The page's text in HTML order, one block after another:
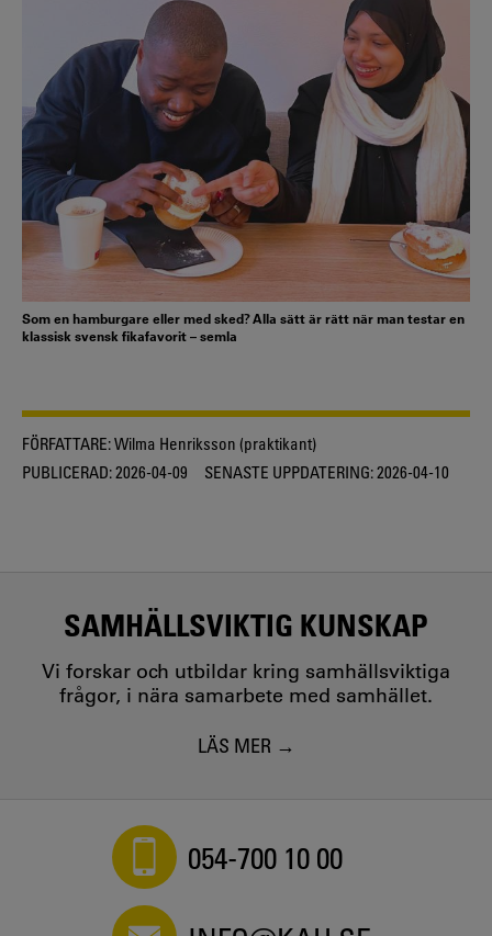
Som en hamburgare eller med sked? Alla sätt är rätt när man testar en
klassisk svensk fikafavorit – semla
FÖRFATTARE:Wilma Henriksson (praktikant)
PUBLICERAD:2026-04-09 SENASTE UPPDATERING:2026-04-10
SAMHÄLLSVIKTIG KUNSKAP
Vi forskar och utbildar kring samhällsviktiga
frågor, i nära samarbete med samhället.
LÄS MER
054-700 10 00